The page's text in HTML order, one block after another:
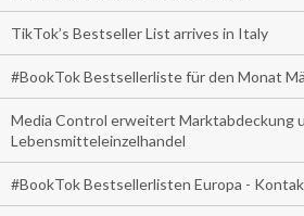
TikTok’s Bestseller List arrives in Italy
#BookTok Bestsellerliste für den Monat
Media Control erweitert Marktabdeckung
Lebensmitteleinzelhandel
#BookTok Bestsellerlisten Europa -